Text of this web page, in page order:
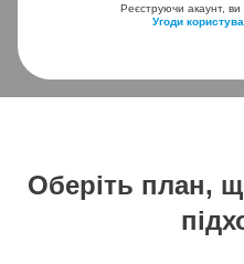
Реєструючи акаунт,
Угоди
Оберіть план,